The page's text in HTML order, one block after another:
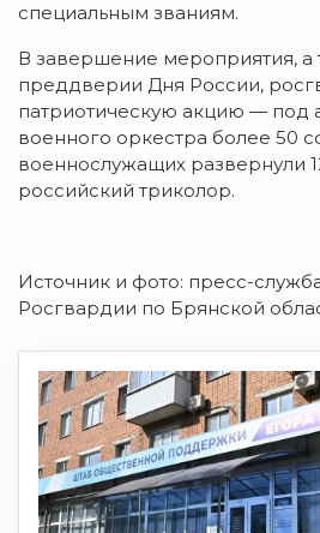
специальным званиям.
В завершение мероприятия, а
преддверии Дня России,
патриотическую акцию — под
военного оркестра более 50
военнослужащих развернули
российский триколор.
Источник и фото: пресс-
Росгвардии по Брянской